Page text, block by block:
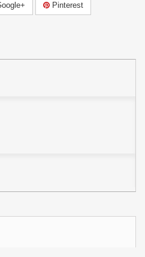
Pinterest